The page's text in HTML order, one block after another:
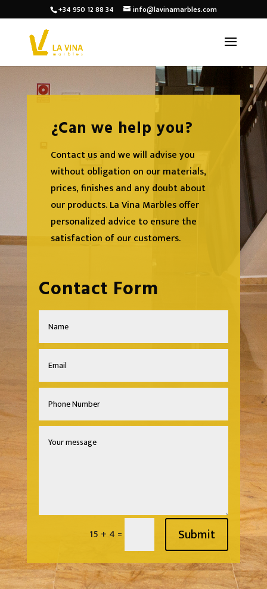
+34 950 12 88 34 info@lavinamarbles.com
¿Can we help you?
Contact us and we will advise you
without obligation on our materials,
prices, finishes and any doubt about
our products. La Vina Marbles offer
personalized advice to ensure the
satisfaction of our customers.
Contact Form
15 + 4 = Submit